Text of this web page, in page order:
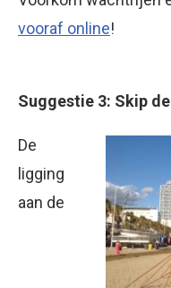
vooraf online!
Suggestie 3: Skip
De
ligging
aan de